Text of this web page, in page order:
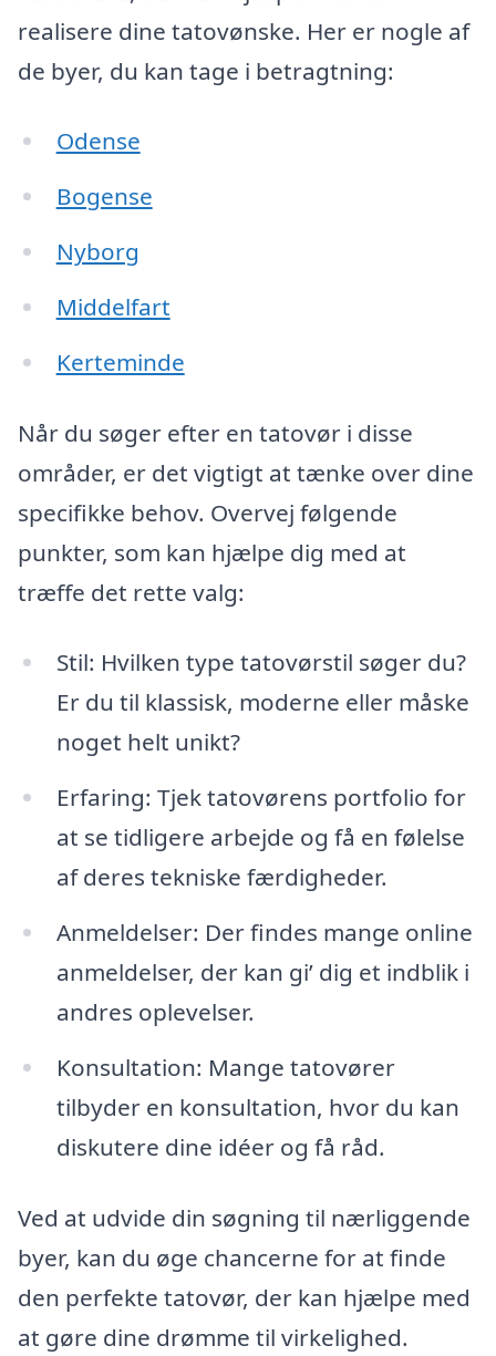
realisere dine tatovønske. Her er nogle af
de byer, du kan tage i betragtning:
Odense
Bogense
Nyborg
Middelfart
Kerteminde
Når du søger efter en tatovør i disse
områder, er det vigtigt at tænke over dine
specifikke behov. Overvej følgende
punkter, som kan hjælpe dig med at
træffe det rette valg:
Stil: Hvilken type tatovørstil søger du?
Er du til klassisk, moderne eller måske
noget helt unikt?
Erfaring: Tjek tatovørens portfolio for
at se tidligere arbejde og få en følelse
af deres tekniske færdigheder.
Anmeldelser: Der findes mange online
anmeldelser, der kan gi’ dig et indblik i
andres oplevelser.
Konsultation: Mange tatovører
tilbyder en konsultation, hvor du kan
diskutere dine idéer og få råd.
Ved at udvide din søgning til nærliggende
byer, kan du øge chancerne for at finde
den perfekte tatovør, der kan hjælpe med
at gøre dine drømme til virkelighed.